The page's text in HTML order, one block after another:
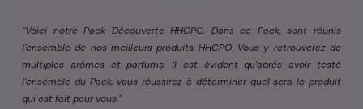
"Voici notre Pack Découverte HHCPO. Dans ce Pack, sont réunis
l'ensemble de nos meilleurs produits HHCPO. Vous y retrouverez de
multiples arômes et parfums. Il est évident qu'après avoir testé
l'ensemble du Pack, vous réussirez à déterminer quel sera le produit
qui est fait pour vous."